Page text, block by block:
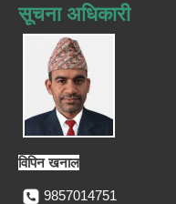
सूचना अधिकारी
विपिन खनाल
9857014751